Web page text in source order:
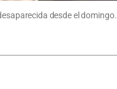
desde el domingo.